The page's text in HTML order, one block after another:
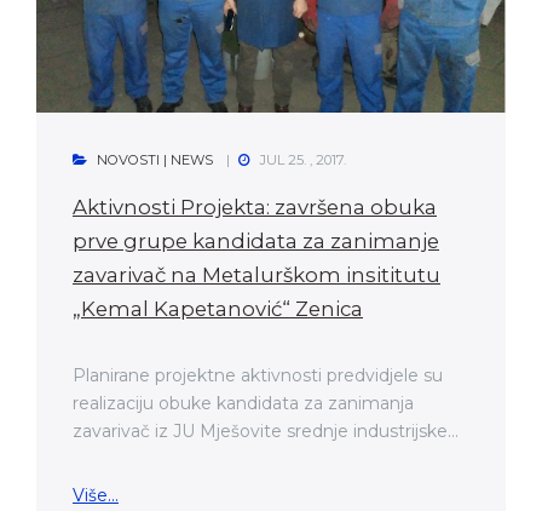
NOVOSTI | NEWS JUL 25. , 2017.
Aktivnosti Projekta: završena obuka
prve grupe kandidata za zanimanje
zavarivač na Metalurškom insititutu
„Kemal Kapetanović“ Zenica
Planirane projektne aktivnosti predvidjele su
realizaciju obuke kandidata za zanimanja
zavarivač iz JU Mješovite srednje industrijske...
Više...